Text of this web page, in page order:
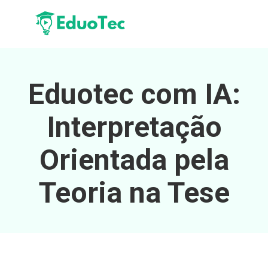
Eduotec com IA:
Interpretação
Orientada pela
Teoria na Tese